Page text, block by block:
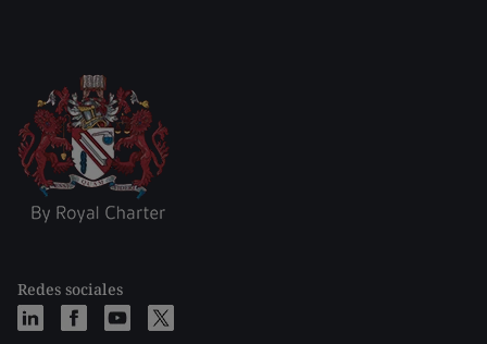
Redes sociales